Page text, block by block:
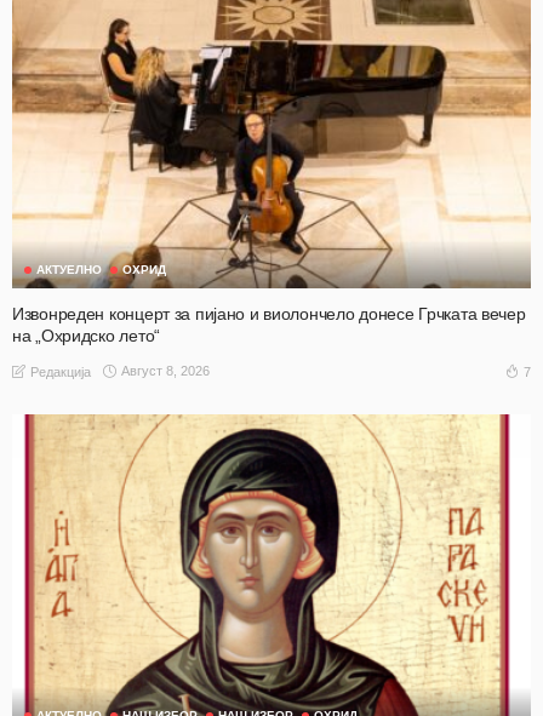
АКТУЕЛНО ОХРИД
Извонреден концерт за пијано и виолончело донесе Грчката вечер
на „Охридско лето“
Редакција Август 8, 2026 7